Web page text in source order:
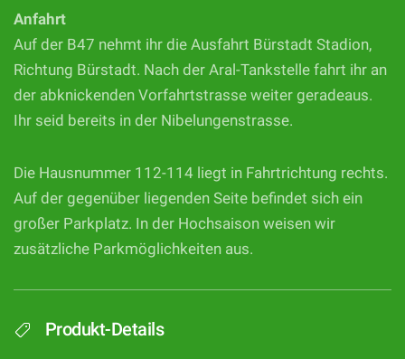
Anfahrt
Auf der B47 nehmt ihr die Ausfahrt Bürstadt Stadion,
Richtung Bürstadt. Nach der Aral-Tankstelle fahrt ihr an
der abknickenden Vorfahrtstrasse weiter geradeaus.
Ihr seid bereits in der Nibelungenstrasse.
Die Hausnummer 112-114 liegt in Fahrtrichtung rechts.
Auf der gegenüber liegenden Seite befindet sich ein
großer Parkplatz. In der Hochsaison weisen wir
zusätzliche Parkmöglichkeiten aus.
Produkt-Details